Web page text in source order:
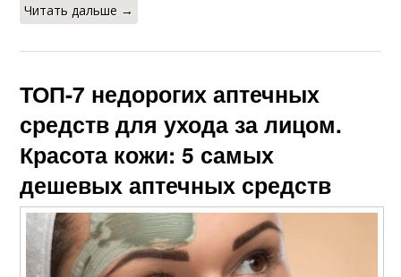
Читать дальше →
ТОП-7 недорогих аптечных
средств для ухода за лицом.
Красота кожи: 5 самых
дешевых аптечных средств